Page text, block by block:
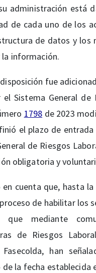
administración está
de cada uno de los
de datos y los
la información.
fue
Sistema General de
1798 de 2023
el plazo de
de Riesgos
obligatoria y
en cuenta que, hasta
de habilitar los
mediante
de Riesgos
Fasecolda, han
la fecha